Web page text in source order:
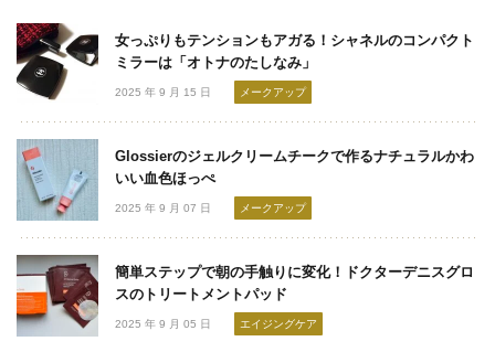
女っぷりもテンションもアガる！シャネルのコンパクト
ミラーは「オトナのたしなみ」
2025 年 9 月 15 日 メークアップ
Glossierのジェルクリームチークで作るナチュラルかわ
いい血色ほっぺ
2025 年 9 月 07 日 メークアップ
簡単ステップで朝の手触りに変化！ドクターデニスグロ
スのトリートメントパッド
2025 年 9 月 05 日 エイジングケア